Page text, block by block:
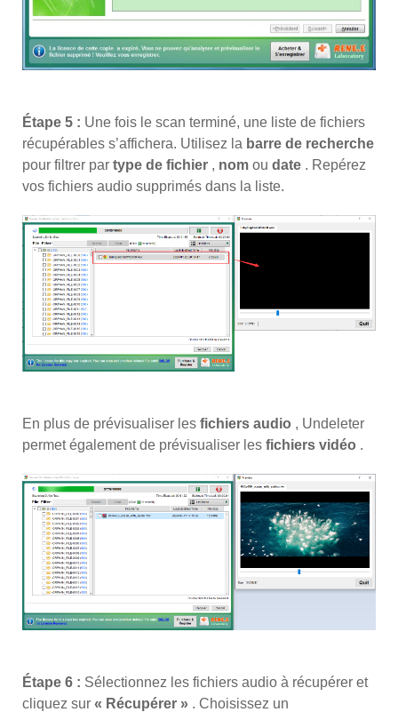
Étape 5 : Une fois le scan terminé, une liste de fichiers
récupérables s’affichera. Utilisez la barre de recherche
pour filtrer par type de fichier , nom ou date . Repérez
vos fichiers audio supprimés dans la liste.
En plus de prévisualiser les fichiers audio , Undeleter
permet également de prévisualiser les fichiers vidéo .
Étape 6 : Sélectionnez les fichiers audio à récupérer et
cliquez sur « Récupérer » . Choisissez un